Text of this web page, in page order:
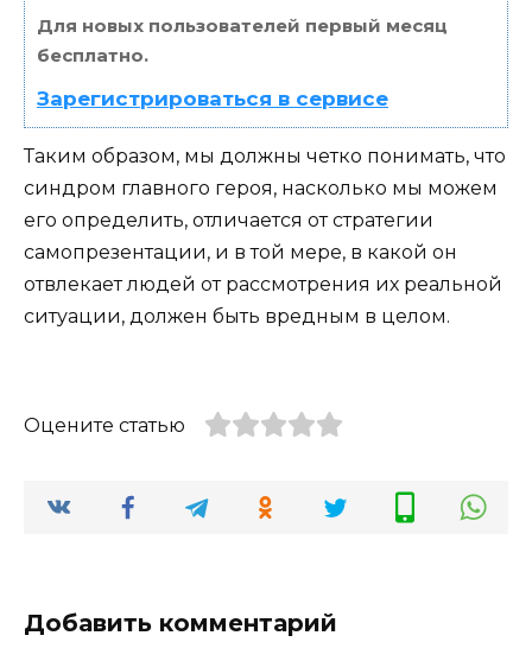
Для новых пользователей первый месяц
бесплатно.
Зарегистрироваться в сервисе
Таким образом, мы должны четко понимать, что
синдром главного героя, насколько мы можем
его определить, отличается от стратегии
самопрезентации, и в той мере, в какой он
отвлекает людей от рассмотрения их реальной
ситуации, должен быть вредным в целом.
Оцените статью
Добавить комментарий